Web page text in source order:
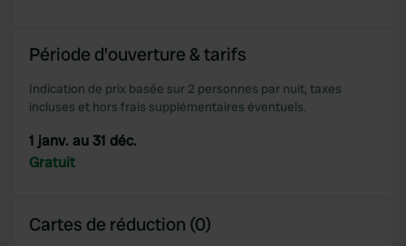
may combine it with other information that you’ve
of their services.
Période d'ouverture & tarifs
Indication de prix basée sur 2 personnes par nuit, taxes
incluses et hors frais supplémentaires éventuels.
1 janv. au 31 déc.
Gratuit
Cartes de réduction (0)